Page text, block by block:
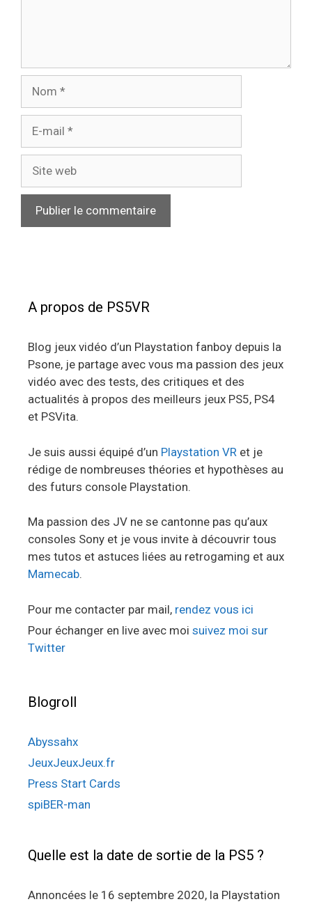
A propos de PS5VR
Blog jeux vidéo d’un Playstation fanboy depuis la
Psone, je partage avec vous ma passion des jeux
vidéo avec des tests, des critiques et des
actualités à propos des meilleurs jeux PS5, PS4
et PSVita.
Je suis aussi équipé d’un Playstation VR et je
rédige de nombreuses théories et hypothèses au
des futurs console Playstation.
Ma passion des JV ne se cantonne pas qu’aux
consoles Sony et je vous invite à découvrir tous
mes tutos et astuces liées au retrogaming et aux
Mamecab.
Pour me contacter par mail, rendez vous ici
Pour échanger en live avec moi suivez moi sur
Twitter
Blogroll
Abyssahx
JeuxJeuxJeux.fr
Press Start Cards
spiBER-man
Quelle est la date de sortie de la PS5 ?
Annoncées le 16 septembre 2020, la Playstation